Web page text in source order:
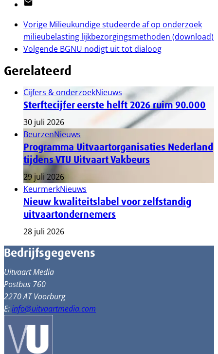
Email
Vorige Milieukundige studeerde af op onderzoek
milieubelasting lijkbezorgingsmethoden (download)
Volgende BGNU nodigt uit tot dialoog
Gerelateerd
Cijfers & onderzoekNieuws
Sterftecijfer eerste helft 2026 ruim 90.000
30 juli 2026
BeurzenNieuws
Programma Uitvaartorganisaties Nederland
tijdens VTU Uitvaart Vakbeurs
29 juli 2026
KeurmerkNieuws
Nieuw kwaliteitslabel voor zelfstandig
uitvaartondernemers
28 juli 2026
Bedrijfsgegevens
Uitvaart Media
Postbus 760
2270 AT Voorburg
E:info@uitvaartmedia.com